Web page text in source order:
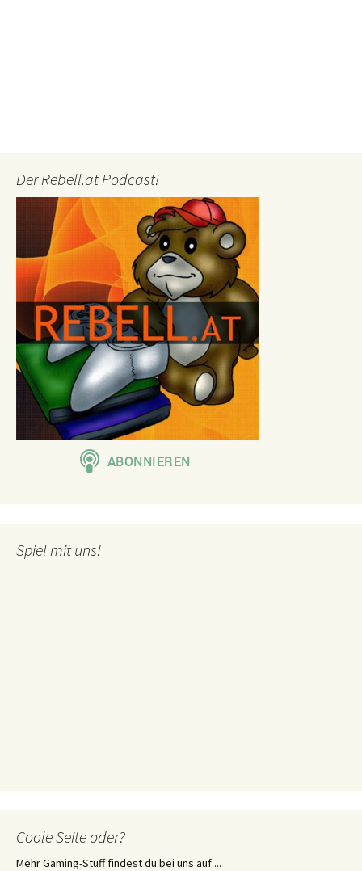
Der Rebell.at Podcast!
Spiel mit uns!
Coole Seite oder?
Mehr Gaming-Stuff findest du bei uns auf ...